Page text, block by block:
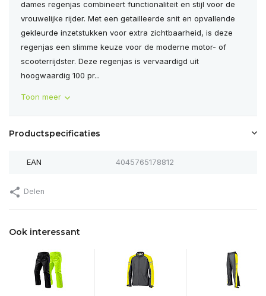
dames regenjas combineert functionaliteit en stijl voor de
vrouwelijke rijder. Met een getailleerde snit en opvallende
gekleurde inzetstukken voor extra zichtbaarheid, is deze
regenjas een slimme keuze voor de moderne motor- of
scooterrijdster. Deze regenjas is vervaardigd uit
hoogwaardig 100 pr...
Toon meer
Productspecificaties
EAN 4045765178812
Delen
Ook interessant